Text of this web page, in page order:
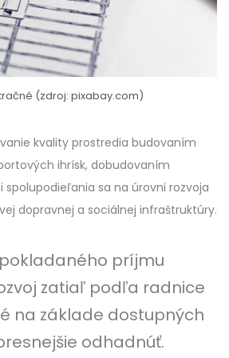
(zdroj: pixabay.com)
kvality prostredia budovaním
ihrísk, dobudovaním
spolupodieľania sa na úrovni rozvoja
dopravnej a sociálnej infraštruktúry.
príjmu
zatiaľ podľa radnice
na základe dostupných
odhadnúť.